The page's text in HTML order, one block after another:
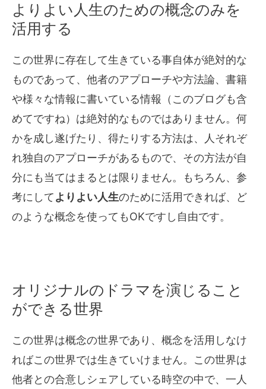
よりよい人生のための概念のみを
活用する
この世界に存在して生きている事自体が絶対的な
ものであって、他者のアプローチや方法論、書籍
や様々な情報に書いている情報（このブログも含
めてですね）は絶対的なものではありません。何
かを成し遂げたり、得たりする方法は、人それぞ
れ独自のアプローチがあるもので、その方法が自
分にも当てはまるとは限りません。もちろん、参
考にしてよりよい人生のために活用できれば、ど
のような概念を使ってもOKですし自由です。
オリジナルのドラマを演じること
ができる世界
この世界は概念の世界であり、概念を活用しなけ
ればこの世界では生きていけません。この世界は
他者との合意しシェアしている時空の中で、一人